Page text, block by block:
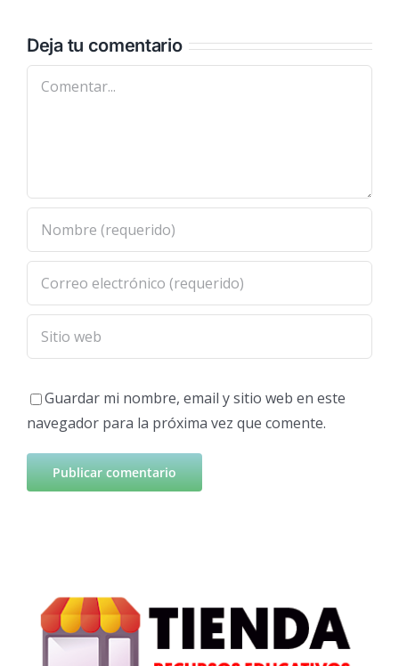
Deja tu comentario
Comentar
Guardar mi nombre, email y sitio web en este
navegador para la próxima vez que comente.